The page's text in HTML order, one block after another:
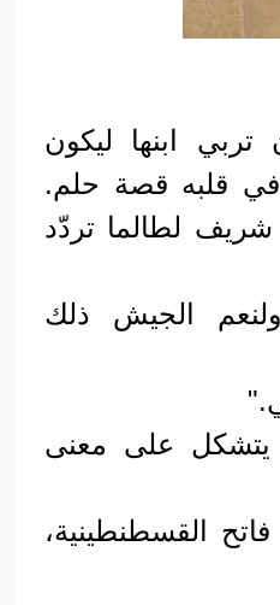
ابنها ليكون
في قلبه قصة حلم.
لطالما تردّد
ولنعم الجيش ذلك
يتشكل على معنى
القسطنطينية،